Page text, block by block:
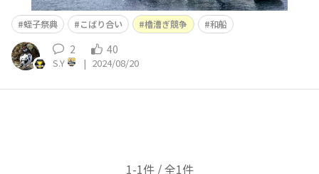
蛭子祭典 こばり合い 櫓漕ぎ競争 和船
2 40
S.Y | 2024/08/20
1-1件 / 全1件